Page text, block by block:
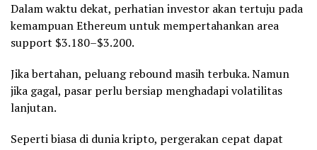
Dalam waktu dekat, perhatian investor akan tertuju pada
kemampuan Ethereum untuk mempertahankan area
support $3.180–$3.200.
Jika bertahan, peluang rebound masih terbuka. Namun
jika gagal, pasar perlu bersiap menghadapi volatilitas
lanjutan.
Seperti biasa di dunia kripto, pergerakan cepat dapat